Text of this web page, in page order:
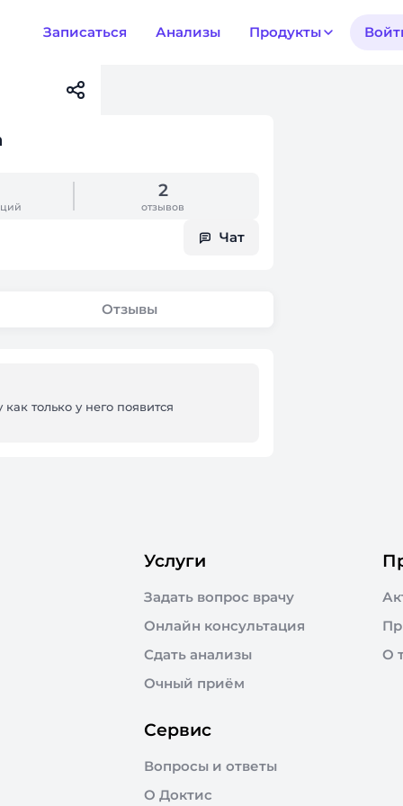
Записаться Анализы Продукты
2
отзывов
Чат
Отзывы
только у него появится
Услуги
Задать вопрос врачу
Онлайн консультация
Сдать анализы
Очный приём
О
Сервис
Вопросы и ответы
О Доктис